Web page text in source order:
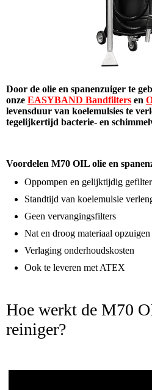
Door de olie en spanenzuiger te
onze EASYBAND Bandfilters en
levensduur van koelemulsies te
tegelijkertijd bacterie- en
Voordelen M70 OIL olie en
Oppompen en gelijktijdig
Standtijd van koelemulsie
Geen vervangingsfilters
Nat en droog materiaal opzuigen
Verlaging onderhoudskosten
Ook te leveren met ATEX
Hoe werkt de M70
reiniger?